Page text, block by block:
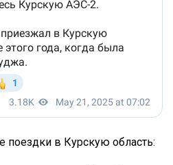
поездки в Курскую область: